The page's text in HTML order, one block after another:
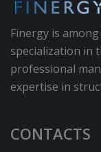
Finergy is
specialization in
professional
expertise in
CONTACTS